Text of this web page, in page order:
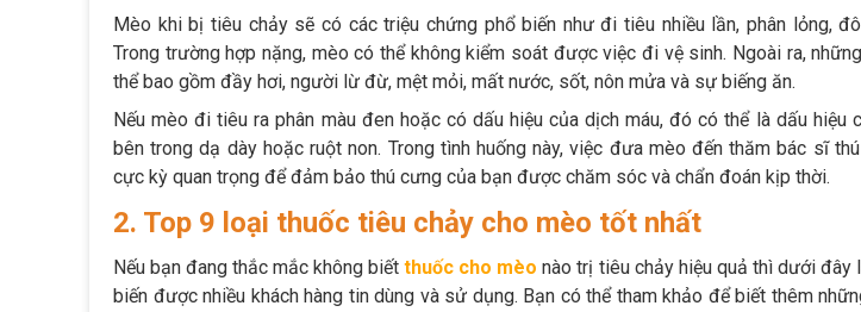
Mèo khi bị tiêu chảy sẽ có các triệu chứng phổ biến như đi tiêu nhiều lần, phân lỏng,
Trong trường hợp nặng, mèo có thể không kiểm soát được việc đi vệ sinh. Ngoài ra,
thể bao gồm đầy hơi, người lừ đừ, mệt mỏi, mất nước, sốt, nôn mửa và sự biếng ăn.
Nếu mèo đi tiêu ra phân màu đen hoặc có dấu hiệu của dịch máu, đó có thể là dấu hiệu
bên trong dạ dày hoặc ruột non. Trong tình huống này, việc đưa mèo đến thăm bác sĩ
cực kỳ quan trọng để đảm bảo thú cưng của bạn được chăm sóc và chẩn đoán kịp thời.
2. Top 9 loại thuốc tiêu chảy cho mèo tốt nhất
Nếu bạn đang thắc mắc không biếtthuốc cho mèo nào trị tiêu chảy hiệu quả thì dưới đây
biến được nhiều khách hàng tin dùng và sử dụng. Bạn có thể tham khảo để biết thêm